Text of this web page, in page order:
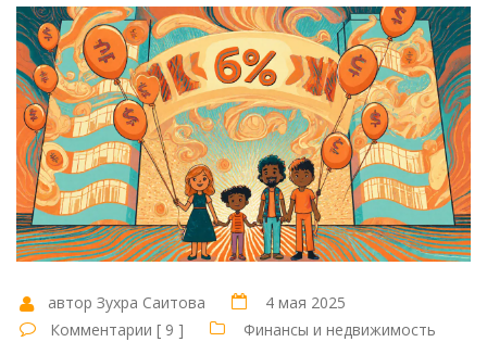
автор Зухра Саитова
4 мая 2025
Комментарии [ 9 ]
Финансы и недвижимость